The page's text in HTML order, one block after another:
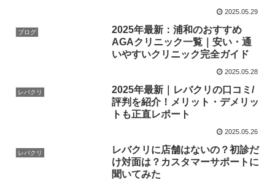
2025.05.29
ブログ
2025年最新：浦和のおすすめ
AGAクリニック一覧｜安い・通
いやすいクリニック完全ガイド
2025.05.28
レバクリ
2025年最新｜レバクリの口コミ/
評判を紹介！メリット・デメリッ
トも正直レポート
2025.05.26
レバクリ
レバクリに店舗はないの？初診だ
け対面は？カスタマーサポートに
聞いてみた